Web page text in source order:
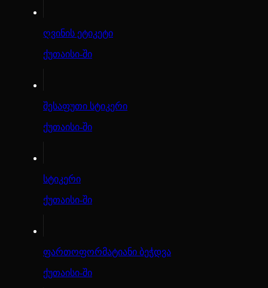
ღვინის ეტიკეტი
ქუთაისი-ში
შესაფუთი სტიკერი
ქუთაისი-ში
სტიკერი
ქუთაისი-ში
ფართოფორმატიანი ბეჭდვა
ქუთაისი-ში